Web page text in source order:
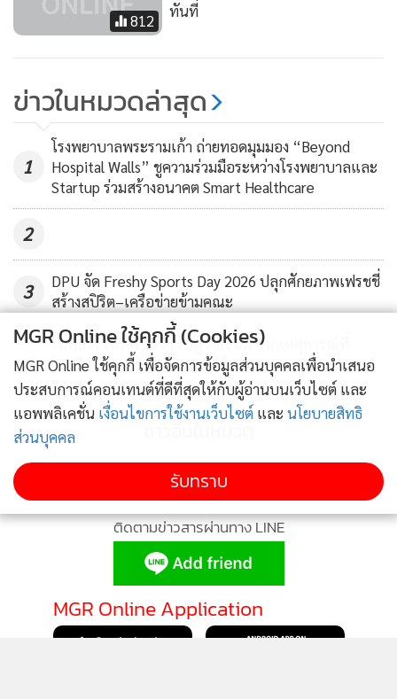
812
ทันที่
ข่าวในหมวดล่าสุด
1
โรงพยาบาลพระรามเก้า ถ่ายทอดมุมมอง “Beyond
Hospital Walls” ชูความร่วมมือระหว่างโรงพยาบาลและ
Startup ร่วมสร้างอนาคต Smart Healthcare
2
3
DPU จัด Freshy Sports Day 2026 ปลุกศักยภาพเฟรชชี่
สร้างสปิริต–เครือข่ายข้ามคณะ
4
ในหลวง โปรดเกล้าฯ รับผู้วายชนม์ จากเหตุการณ์ที่
โรงเรียนเทพศิรินทร์ นนทบุรี ในพระบรมราชานุเคราะห์
7 ราย
ติดตามข่าวสารผ่านทาง LINE
MGR Online Application
MGR Online ใช้คุกกี้ (Cookies)
MGR Online ใช้คุกกี้ เพื่อจัดการข้อมูลส่วนบุคคลเพื่อนำเสนอ
ประสบการณ์คอนเทนต์ที่ดีที่สุดให้กับผู้อ่านบนเว็บไซต์ และ
แอพพลิเคชั่น เงื่อนไขการใช้งานเว็บไซต์ และ นโยบายสิทธิ
ส่วนบุคคล
รับทราบ